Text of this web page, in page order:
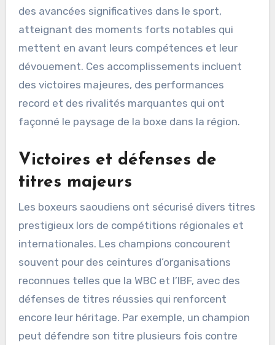
des avancées significatives dans le sport,
atteignant des moments forts notables qui
mettent en avant leurs compétences et leur
dévouement. Ces accomplissements incluent
des victoires majeures, des performances
record et des rivalités marquantes qui ont
façonné le paysage de la boxe dans la région.
Victoires et défenses de
titres majeurs
Les boxeurs saoudiens ont sécurisé divers titres
prestigieux lors de compétitions régionales et
internationales. Les champions concourent
souvent pour des ceintures d’organisations
reconnues telles que la WBC et l’IBF, avec des
défenses de titres réussies qui renforcent
encore leur héritage. Par exemple, un champion
peut défendre son titre plusieurs fois contre